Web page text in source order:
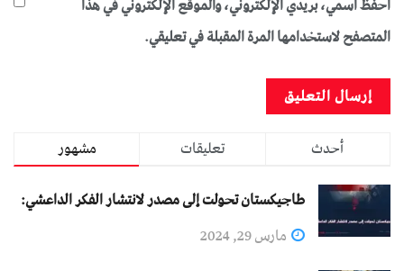
المتصفح لاستخدامها المرة المقبلة في تعليقي.
مشهور تعليقات
أحدث
طاجيكستان تحولت إلى مصدر لانتشار الفكر الداعشي:
مارس 29, 2024